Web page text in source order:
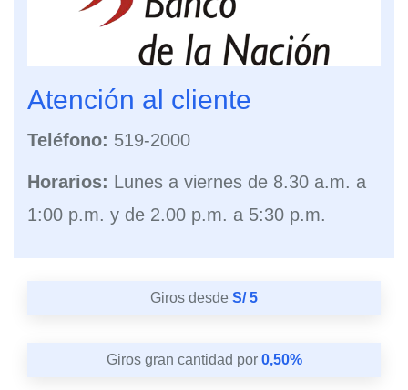
Atención al cliente
Teléfono: 519-2000
Horarios: Lunes a viernes de 8.30 a.m. a
1:00 p.m. y de 2.00 p.m. a 5:30 p.m.
Giros desde S/ 5
Giros gran cantidad por 0,50%